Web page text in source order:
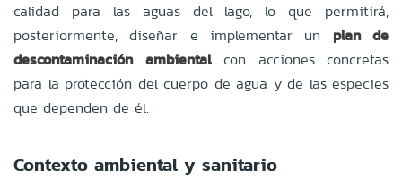
calidad para las aguas del lago, lo que permitirá,
posteriormente, diseñar e implementar un plan de
descontaminación ambientalcon acciones concretas
para la protección del cuerpo de agua y de las especies
que dependen de él.
Contexto ambiental y sanitario